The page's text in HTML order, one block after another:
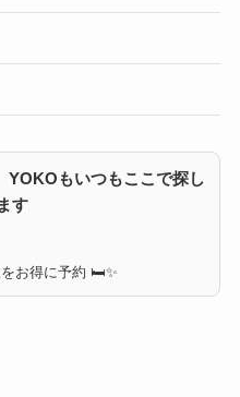
もいつもここで探し
す